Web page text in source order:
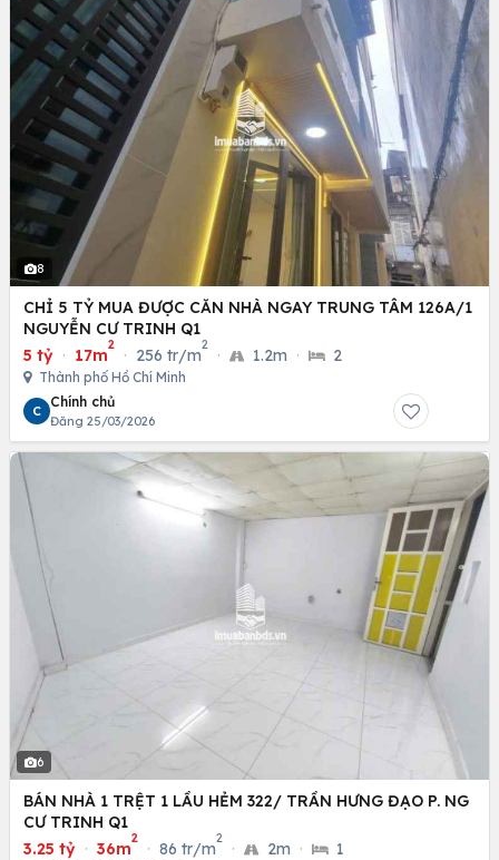
8
CHỈ 5 TỶ MUA ĐƯỢC CĂN NHÀ NGAY TRUNG TÂM 126A/1
NGUYỄN CƯ TRINH Q1
5 tỷ · 17m
2
· 256 tr/m
2
· 1.2m · 2
Thành phố Hồ Chí Minh
C
Chính chủ
Đăng 25/03/2026
6
BÁN NHÀ 1 TRỆT 1 LẦU HẺM 322/ TRẦN HƯNG ĐẠO P. NG
CƯ TRINH Q1
3.25 tỷ · 36m
2
· 86 tr/m
2
· 2m · 1